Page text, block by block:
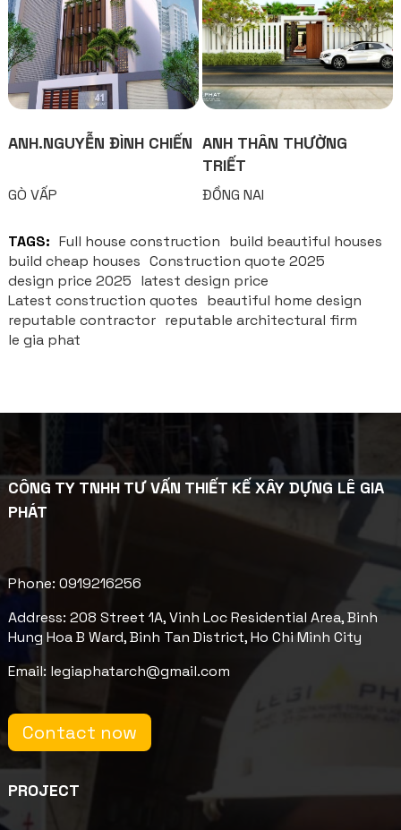
ANH.NGUYỄN ĐÌNH CHIẾN
GÒ VẤP
ANH THÂN THƯỜNG
TRIẾT
ĐỒNG NAI
TAGS: Full house construction build beautiful houses
build cheap houses Construction quote 2025
design price 2025 latest design price
Latest construction quotes beautiful home design
reputable contractor reputable architectural firm
le gia phat
CÔNG TY TNHH TƯ VẤN THIẾT KẾ XÂY DỰNG LÊ GIA
PHÁT
Phone: 0919216256
Address: 208 Street 1A, Vinh Loc Residential Area, Binh
Hung Hoa B Ward, Binh Tan District, Ho Chi Minh City
Email: legiaphatarch@gmail.com
Contact now
PROJECT